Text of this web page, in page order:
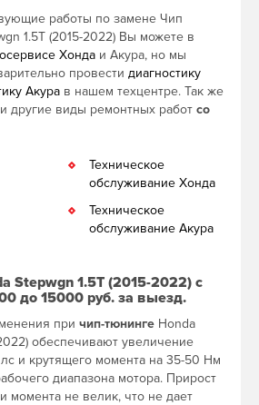
работы по замене Чип
1.5T (2015-2022) Вы можете в
Хонда и Акура, но мы
провести диагностику
Акура в нашем техцентре. Так же
другие виды ремонтных работ со
Техническое
обслуживание Хонда
Техническое
обслуживание Акура
Stepwgn 1.5T (2015-2022) с
до 15000 руб. за выезд.
при чип-тюнинге Honda
обеспечивают увеличение
и крутящего момента на 35-50 Нм
диапазона мотора. Прирост
момента не велик, что не дает